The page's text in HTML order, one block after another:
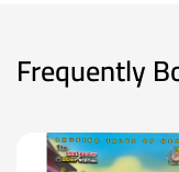
Frequently